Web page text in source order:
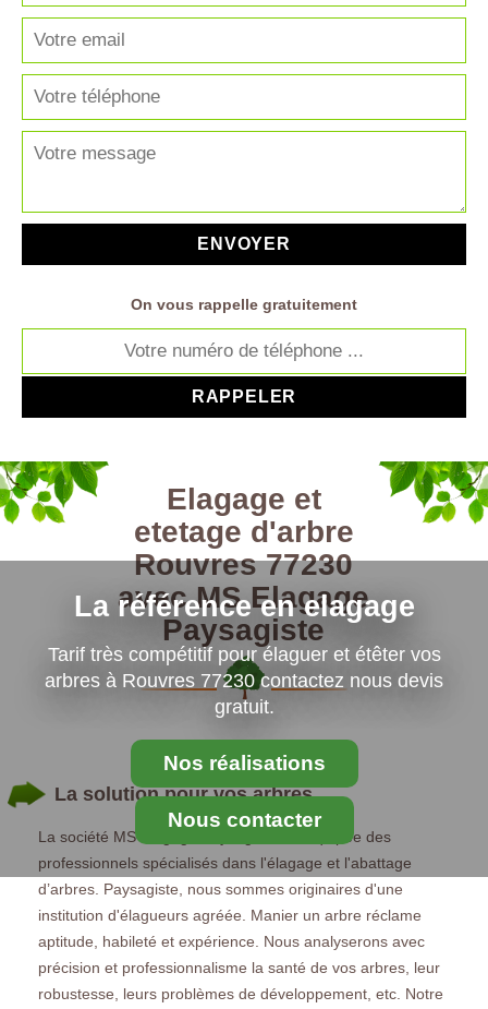
La référence en elagage
Tarif très compétitif pour élaguer et étêter vos
arbres à Rouvres 77230 contactez nous devis
gratuit.
Nos réalisations
Nous contacter
On vous rappelle gratuitement
Elagage et
etetage d'arbre
Rouvres 77230
avec MS Elagage
Paysagiste
La solution pour vos arbres
La société MS Elagage Paysagiste est équipée des
professionnels spécialisés dans l'élagage et l'abattage
d’arbres. Paysagiste, nous sommes originaires d'une
institution d'élagueurs agréée. Manier un arbre réclame
aptitude, habileté et expérience. Nous analyserons avec
précision et professionnalisme la santé de vos arbres, leur
robustesse, leurs problèmes de développement, etc. Notre